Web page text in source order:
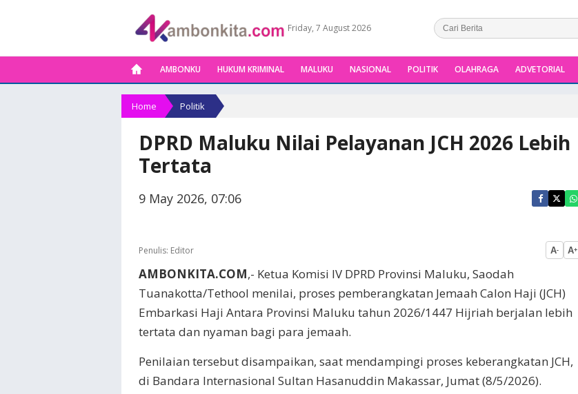
Friday, 7 August 2026
AMBONKU HUKUM KRIMINAL MALUKU NASIONAL POLITIK OLAHRAGA ADVETORIAL
Home Politik
DPRD Maluku Nilai Pelayanan JCH 2026 Lebih
Tertata
9 May 2026, 07:06
Penulis: Editor A- A+
AMBONKITA.COM,- Ketua Komisi IV DPRD Provinsi Maluku, Saodah
Tuanakotta/Tethool menilai, proses pemberangkatan Jemaah Calon Haji (JCH)
Embarkasi Haji Antara Provinsi Maluku tahun 2026/1447 Hijriah berjalan lebih
tertata dan nyaman bagi para jemaah.
Penilaian tersebut disampaikan, saat mendampingi proses keberangkatan JCH,
di Bandara Internasional Sultan Hasanuddin Makassar, Jumat (8/5/2026).